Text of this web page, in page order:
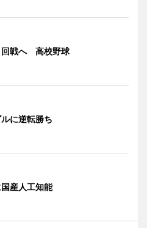
回戦へ 高校野球
に逆転勝ち
産人工知能